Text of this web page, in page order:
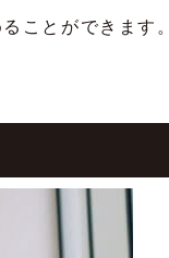
ことができます。